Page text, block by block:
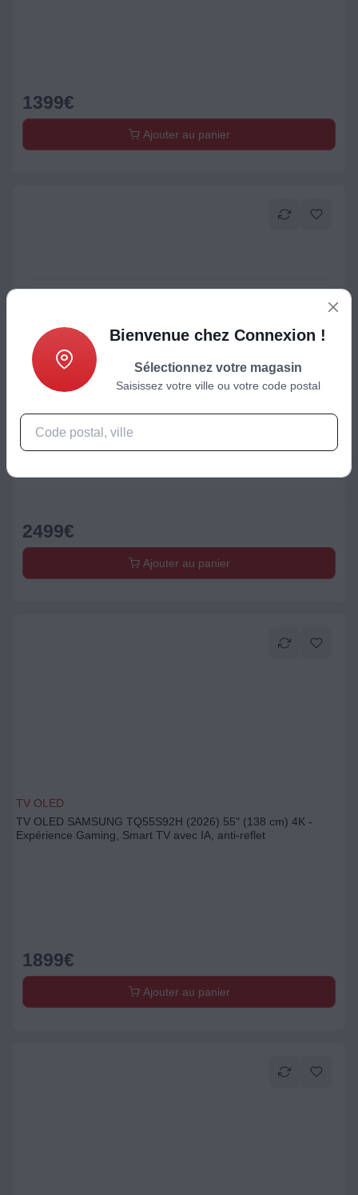
1399€
Ajouter au panier
TV OLED
TV OLED LG 65C6 (2026) 65" (164 cm) 4K Ultra HD -
2499€
Ajouter au panier
TV OLED
TV OLED SAMSUNG TQ55S92H (2026) 55" (138 cm) 4K -
Expérience Gaming, Smart TV avec IA, anti-reflet
1899€
Ajouter au panier
Bienvenue chez Connexion !
Sélectionnez votre magasin
Saisissez votre ville ou votre code postal